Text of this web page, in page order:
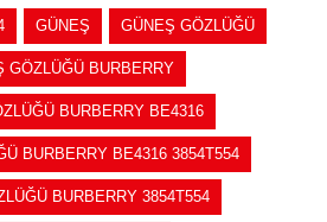
GÜNEŞ GÜNEŞ GÖZLÜĞÜ
GÖZLÜĞÜ BURBERRY
BURBERRY BE4316
BURBERRY BE4316 3854T554
BURBERRY 3854T554